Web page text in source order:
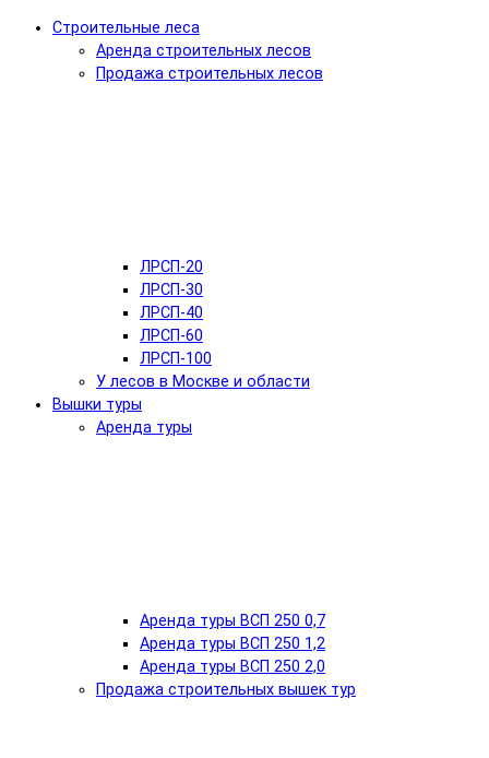
Строительные леса
Аренда строительных лесов
Продажа строительных лесов
ЛРСП-20
ЛРСП-30
ЛРСП-40
ЛРСП-60
ЛРСП-100
У лесов в Москве и области
Вышки туры
Аренда туры
Аренда туры ВСП 250 0,7
Аренда туры ВСП 250 1,2
Аренда туры ВСП 250 2,0
Продажа строительных вышек тур